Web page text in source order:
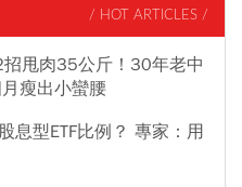
/ HOT ARTICLES /
甩肉35公斤！30年老中
瘦出小蠻腰
息型ETF比例？ 專家：用